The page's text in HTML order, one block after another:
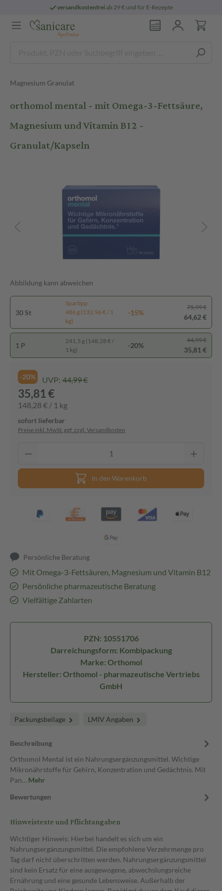
versandkostenfreiab 29 € und für E-Rezepte
Magnesium Granulat
orthomol mental - mit Omega-3-Fettsäure,
Magnesium und Vitamin B12 -
Granulat/Kapseln
Abbildung kann abweichen
30 St
Spartipp
486 g (132,96 € / 1
kg)
-15%
75,99 €
64,62 €
1 P
241,5 g (148,28 € /
1 kg)
-20%
44,99 €
35,81 €
-20% UVP: 44,99 €
35,81 €
148,28 € / 1 kg
sofort lieferbar
Preise inkl. MwSt. ggf. zzgl. Versandkosten
In den Warenkorb
Persönliche Beratung
Mit Omega-3-Fettsäuren, Magnesium und Vitamin B12
Persönliche pharmazeutische Beratung
Vielfältige Zahlarten
PZN: 10551706
Darreichungsform: Kombipackung
Marke: Orthomol
Hersteller: Orthomol - pharmazeutische Vertriebs
GmbH
Packungsbeilage LMIV Angaben
Beschreibung
Orthomol Mental ist ein Nahrungsergänzungsmittel. Wichtige
Mikronährstoffe für Gehirn, Konzentration und Gedächtnis. Mit
Pan… Mehr
Bewertungen
Hinweistexte und Pflichtangaben
Wichtiger Hinweis: Hierbei handelt es sich um ein
Nahrungsergänzungsmittel. Die empfohlene Verzehrmenge pro
Tag darf nicht überschritten werden. Nahrungsergänzungsmittel
sind kein Ersatz für eine ausgewogene, abwechslungsreiche
Ernährung und eine gesunde Lebensweise. Außerhalb der